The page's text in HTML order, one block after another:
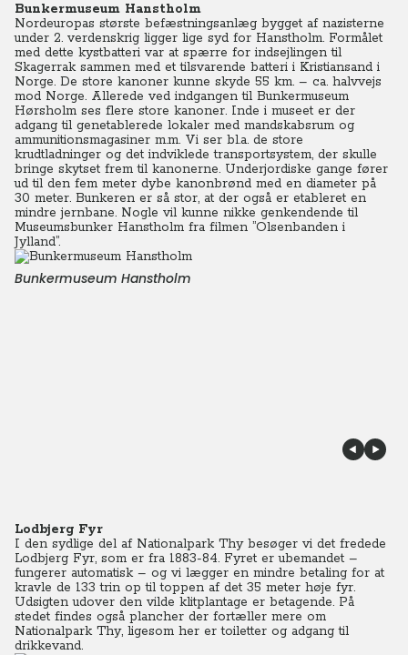
Bunkermuseum Hanstholm
Nordeuropas største befæstningsanlæg bygget af nazisterne
under 2. verdenskrig ligger lige syd for Hanstholm. Formålet
med dette kystbatteri var at spærre for indsejlingen til
Skagerrak sammen med et tilsvarende batteri i Kristiansand i
Norge. De store kanoner kunne skyde 55 km. – ca. halvvejs
mod Norge. Allerede ved indgangen til Bunkermuseum
Hørsholm ses flere store kanoner. Inde i museet er der
adgang til genetablerede lokaler med mandskabsrum og
ammunitionsmagasiner m.m. Vi ser bl.a. de store
krudtladninger og det indviklede transportsystem, der skulle
bringe skytset frem til kanonerne. Underjordiske gange fører
ud til den fem meter dybe kanonbrønd med en diameter på
30 meter. Bunkeren er så stor, at der også er etableret en
mindre jernbane. Nogle vil kunne nikke genkendende til
Museumsbunker Hanstholm fra filmen ”Olsenbanden i
Jylland”.
Bunkermuseum Hanstholm
Lodbjerg Fyr
I den sydlige del af Nationalpark Thy besøger vi det fredede
Lodbjerg Fyr, som er fra 1883-84. Fyret er ubemandet –
fungerer automatisk – og vi lægger en mindre betaling for at
kravle de 133 trin op til toppen af det 35 meter høje fyr.
Udsigten udover den vilde klitplantage er betagende. På
stedet findes også plancher der fortæller mere om
Nationalpark Thy, ligesom her er toiletter og adgang til
drikkevand.